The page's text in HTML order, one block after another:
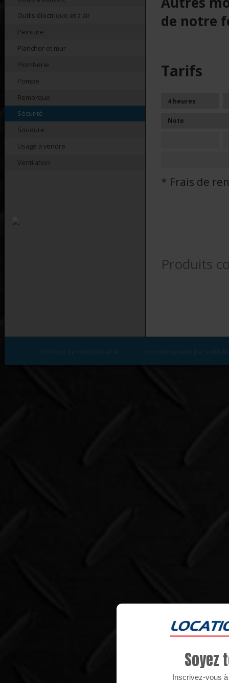
Outils électrique et à air
Peinture
Plancher et mur
Plomberie
Pompe
Remorque
Sécurité
Soudure
Usagé à vendre
Ventilation
de notre
Tarifs
4 heures
Note
* Frais de
Produits
Soyez
Inscrivez-vous